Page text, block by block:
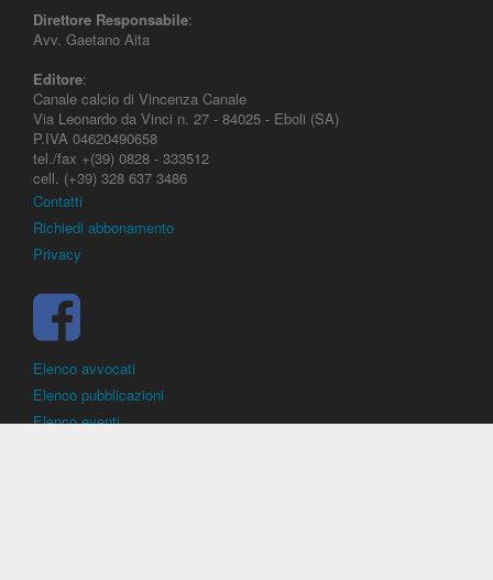
Direttore Responsabile:
Avv. Gaetano Aita
Editore:
Canale calcio di Vincenza Canale
Via Leonardo da Vinci n. 27 - 84025 - Eboli (SA)
P.IVA 04620490658
tel./fax +(39) 0828 - 333512
cell. (+39) 328 637 3486
Contatti
Richiedi abbonamento
Privacy
Elenco avvocati
Elenco pubblicazioni
Elenco eventi